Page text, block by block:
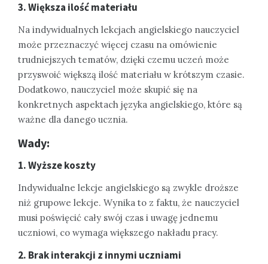
3. Większa ilość materiału
Na indywidualnych lekcjach angielskiego nauczyciel
może przeznaczyć więcej czasu na omówienie
trudniejszych tematów, dzięki czemu uczeń może
przyswoić większą ilość materiału w krótszym czasie.
Dodatkowo, nauczyciel może skupić się na
konkretnych aspektach języka angielskiego, które są
ważne dla danego ucznia.
Wady:
1. Wyższe koszty
Indywidualne lekcje angielskiego są zwykle droższe
niż grupowe lekcje. Wynika to z faktu, że nauczyciel
musi poświęcić cały swój czas i uwagę jednemu
uczniowi, co wymaga większego nakładu pracy.
2. Brak interakcji z innymi uczniami